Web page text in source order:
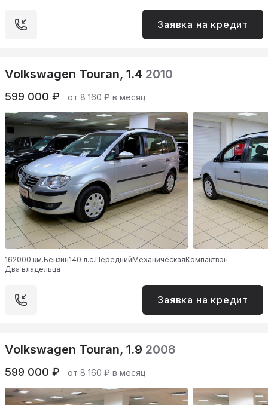
Заявка на кредит
Volkswagen Touran, 1.4 2010
599 000 ₽ от 8 160 ₽ в месяц
162000 км.Бензин140 л.с.ПереднийМеханическаяКомпактвэн
Два владельца
Заявка на кредит
Volkswagen Touran, 1.9 2008
599 000 ₽ от 8 160 ₽ в месяц